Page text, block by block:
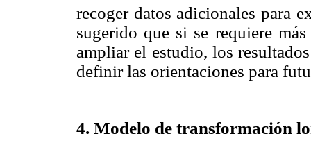
recoger datos adicionales para
sugerido que si se requiere
ampliar el estudio, los
definir las orientaciones para
4. Modelo de transformación